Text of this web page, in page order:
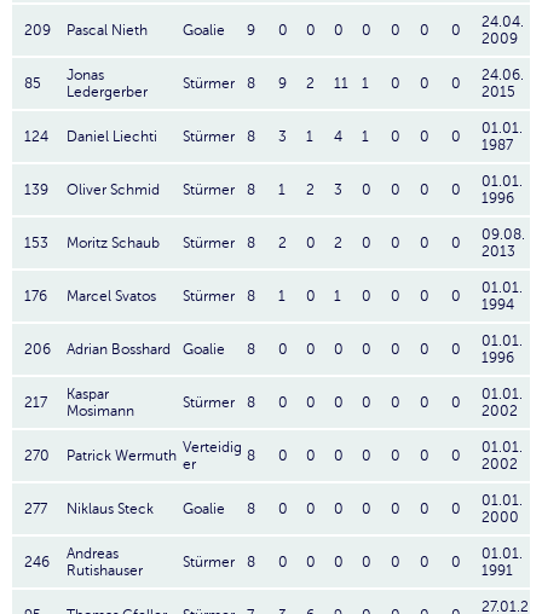
209 Pascal Nieth Goalie 9 0 0 0 0 0 0 0
24.04.
2009
85
Jonas
Ledergerber
Stürmer 8 9 2 11 1 0 0 0
24.06.
2015
124 Daniel Liechti Stürmer 8 3 1 4 1 0 0 0
01.01.
1987
139 Oliver Schmid Stürmer 8 1 2 3 0 0 0 0
01.01.
1996
153 Moritz Schaub Stürmer 8 2 0 2 0 0 0 0
09.08.
2013
176 Marcel Svatos Stürmer 8 1 0 1 0 0 0 0
01.01.
1994
206 Adrian Bosshard Goalie 8 0 0 0 0 0 0 0
01.01.
1996
217
Kaspar
Mosimann
Stürmer 8 0 0 0 0 0 0 0
01.01.
2002
270 Patrick Wermuth Verteidig
er
8 0 0 0 0 0 0 0
01.01.
2002
277 Niklaus Steck Goalie 8 0 0 0 0 0 0 0
01.01.
2000
246
Andreas
Rutishauser
Stürmer 8 0 0 0 0 0 0 0
01.01.
1991
27.01.2